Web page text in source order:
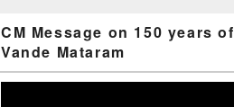
CM Message on 150 years of
Vande Mataram